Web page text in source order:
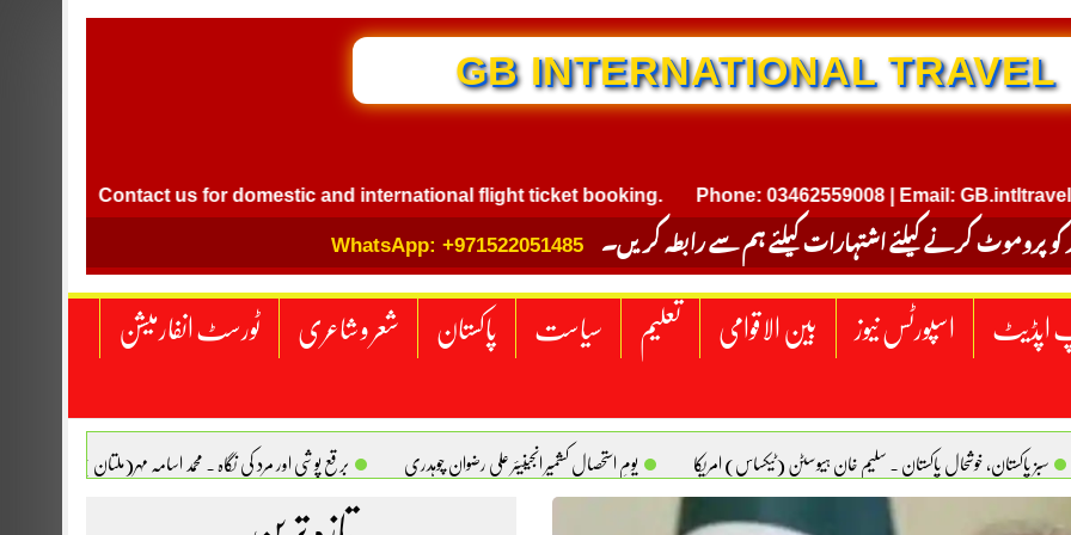
GB INTERNATIONAL TRAVEL
Contact us for domestic and international flight ticket booking. Phone: 03462559008 | Email:
کو پروموٹ کرنے کیلئے اشتہارات کیلئے ہم سے رابطہ کریں۔ WhatsApp: +971522051485
اپڈیٹ اسپورٹس نیوز بین الاقوامی تعلیم سیاست پاکستان شعر و شاعری ٹورسٹ انفارمیشن
سبز پاکستان، خوشحال پاکستان . سلیم خان ہیوسٹن (ٹیکساس) امریکا یومِ استحصالِ کشمیر انجینیئر علی رضوان چوہدری برقع پوشی اور مرد کی نگاہ . محمد اسامہ مہر(ملتان )
کی اصل پہچان. یاسر دانیال صابری